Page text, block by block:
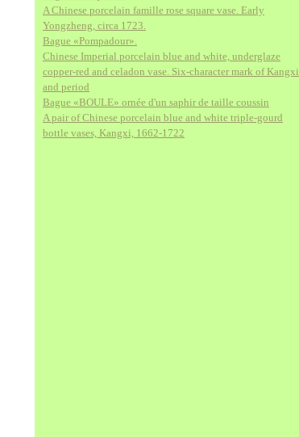
A Chinese porcelain famille rose square vase. Early
Yongzheng, circa 1723.
Bague «Pompadour».
Chinese Imperial porcelain blue and white, underglaze
copper-red and celadon vase. Six-character mark of Kangxi
and period
Bague «BOULE» ornée d'un saphir de taille coussin
A pair of Chinese porcelain blue and white triple-gourd
bottle vases, Kangxi, 1662-1722